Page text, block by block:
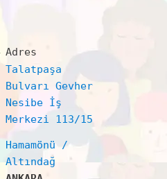
Adres
Talatpaşa
Bulvarı Gevher
Nesibe İş
Merkezi 113/15
Hamamönü /
Altındağ